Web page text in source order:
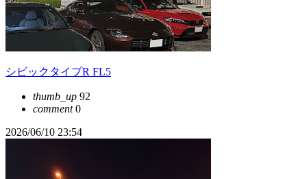
シビックタイプR FL5
thumb_up 92
comment0
2026/06/10 23:54